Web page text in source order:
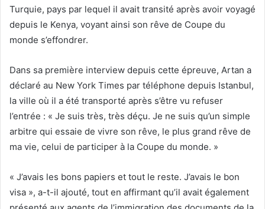
Turquie, pays par lequel il avait transité après avoir voyagé
depuis le Kenya, voyant ainsi son rêve de Coupe du
monde s’effondrer.
Dans sa première interview depuis cette épreuve, Artan a
déclaré au New York Times par téléphone depuis Istanbul,
la ville où il a été transporté après s’être vu refuser
l’entrée : « Je suis très, très déçu. Je ne suis qu’un simple
arbitre qui essaie de vivre son rêve, le plus grand rêve de
ma vie, celui de participer à la Coupe du monde. »
« J’avais les bons papiers et tout le reste. J’avais le bon
visa », a-t-il ajouté, tout en affirmant qu’il avait également